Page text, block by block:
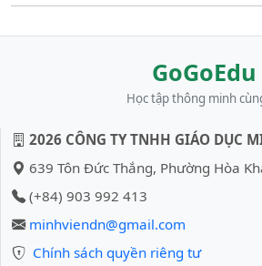
GoGoEdu
Học tập thông minh
2026 CÔNG TY TNHH GIÁO DỤC
639 Tôn Đức Thắng, Phường Hòa
(+84) 903 992 413
minhviendn@gmail.com
Chính sách quyền riêng tư